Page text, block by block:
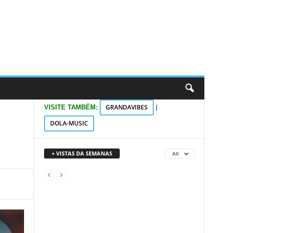
VISITE TAMBÉM: GRANDAVIBES
DOLA-MUSIC
+ VISTAS DA SEMANAS All